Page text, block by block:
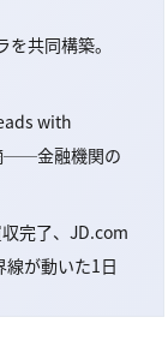
共同構築。
with
──金融機関の
完了、JD.com
が動いた1日